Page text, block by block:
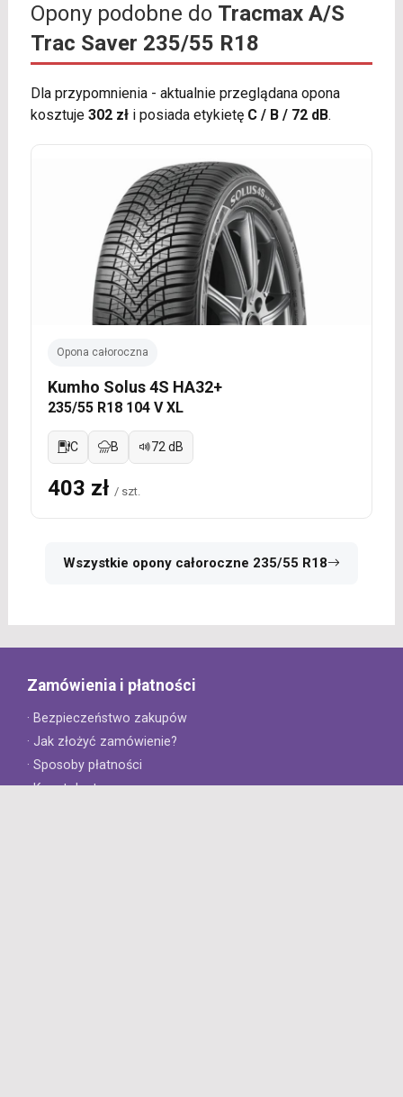
Opony podobne do Tracmax A/S
Trac Saver 235/55 R18
Dla przypomnienia - aktualnie przeglądana opona
kosztuje 302 złi posiada etykietę C / B / 72 dB.
Opona całoroczna
Kumho Solus 4S HA32+
235/55 R18 104 V XL
C B 72 dB
403 zł / szt.
Wszystkie opony całoroczne 235/55 R18
Zamówienia i płatności
· Bezpieczeństwo zakupów
· Jak złożyć zamówienie?
· Sposoby płatności
· Koszt dostawy